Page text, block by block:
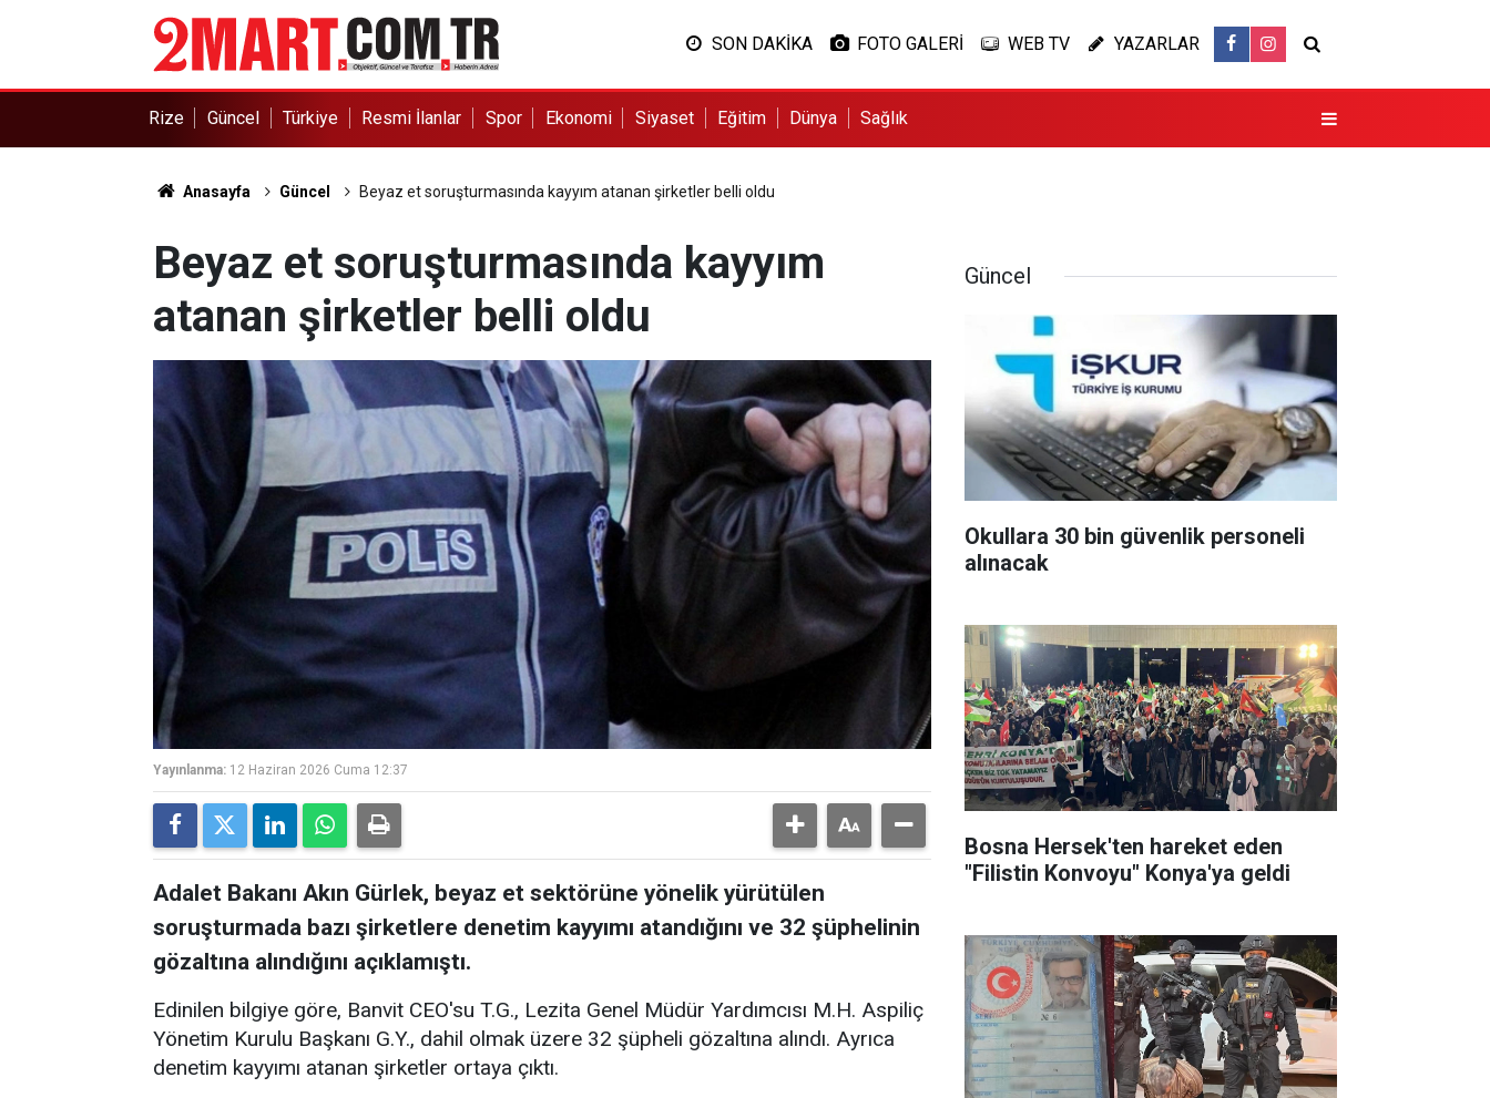
SON DAKİKA FOTO GALERİ WEB TV YAZARLAR
Rize Güncel Türkiye Resmi İlanlar Spor Ekonomi Siyaset Eğitim Dünya Sağlık
Anasayfa Güncel Beyaz et soruşturmasında kayyım atanan şirketler belli oldu
Beyaz et soruşturmasında kayyım
atanan şirketler belli oldu
Yayınlanma: 12 Haziran 2026 Cuma 12:37
Adalet Bakanı Akın Gürlek, beyaz et sektörüne yönelik yürütülen
soruşturmada bazı şirketlere denetim kayyımı atandığını ve 32 şüphelinin
gözaltına alındığını açıklamıştı.
Edinilen bilgiye göre, Banvit CEO'su T.G., Lezita Genel Müdür Yardımcısı M.H. Aspiliç
Yönetim Kurulu Başkanı G.Y., dahil olmak üzere 32 şüpheli gözaltına alındı. Ayrıca
denetim kayyımı atanan şirketler ortaya çıktı.
Güncel
Okullara 30 bin güvenlik personeli
alınacak
Bosna Hersek'ten hareket eden
"Filistin Konvoyu" Konya'ya geldi